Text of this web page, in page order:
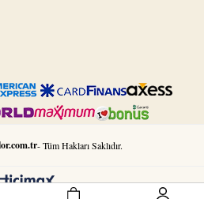
- Tüm Hakları Saklıdır.